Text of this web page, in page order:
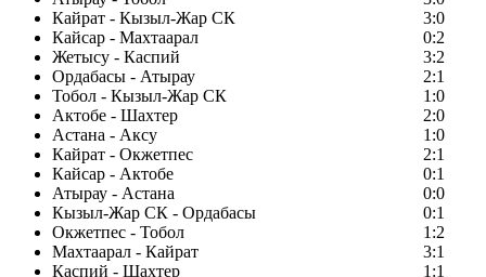
Кайрат - Кызыл-Жар СК
3:0
Кайсар - Махтаарал
0:2
Жетысу - Каспий
3:2
Ордабасы - Атырау
2:1
Тобол - Кызыл-Жар СК
1:0
Актобе - Шахтер
2:0
Астана - Аксу
1:0
Кайрат - Окжетпес
2:1
Кайсар - Актобе
0:1
Атырау - Астана
0:0
Кызыл-Жар СК - Ордабасы
0:1
Окжетпес - Тобол
1:2
Махтаарал - Кайрат
3:1
Каспий - Шахтер
1:1